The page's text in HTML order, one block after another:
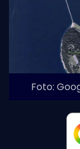
Foto: